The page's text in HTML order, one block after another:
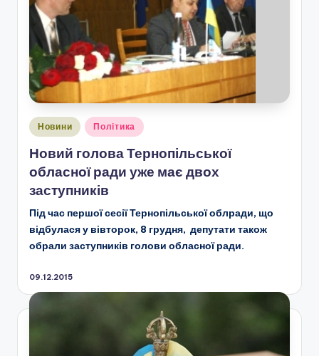
Опубліковано
Новини Політика
Новий голова Тернопільської
обласної ради уже має двох
заступників
Під час першої сесії Тернопільської облради, що
відбулася у вівторок, 8 грудня, депутати також
обрали заступників голови обласної ради.
09.12.2015